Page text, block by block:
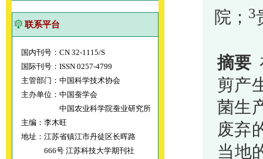
联系平台
国内刊号：CN 32-1115/S
国际刊号：ISSN 0257-4799
主管部门：中国科学技术协会
主办单位：中国蚕学会
中国农业科学院蚕业研究所
主编：李木旺
地址：江苏省镇江市丹徒区长晖路
666号 江苏科技大学期刊社
院； 3
摘要
剪产
菌生
废弃
当地